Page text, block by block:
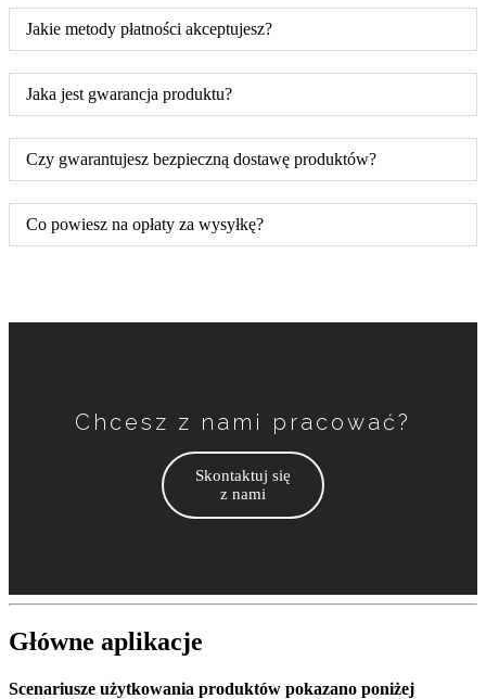
Jakie metody płatności akceptujesz?
Jaka jest gwarancja produktu?
Czy gwarantujesz bezpieczną dostawę produktów?
Co powiesz na opłaty za wysyłkę?
Chcesz z nami pracować?
Skontaktuj się
z nami
Główne aplikacje
Scenariusze użytkowania produktów pokazano poniżej